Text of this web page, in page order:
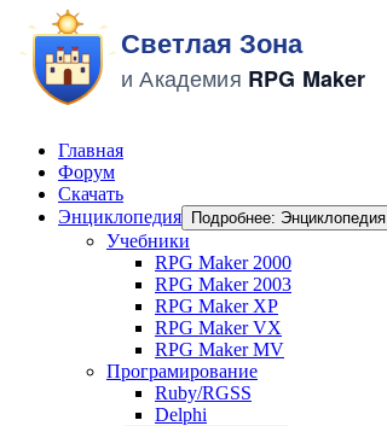
Главная
Форум
Скачать
Энциклопедия
Подробнее: Энциклопедия
Учебники
RPG Maker 2000
RPG Maker 2003
RPG Maker XP
RPG Maker VX
RPG Maker MV
Програмирование
Ruby/RGSS
Delphi